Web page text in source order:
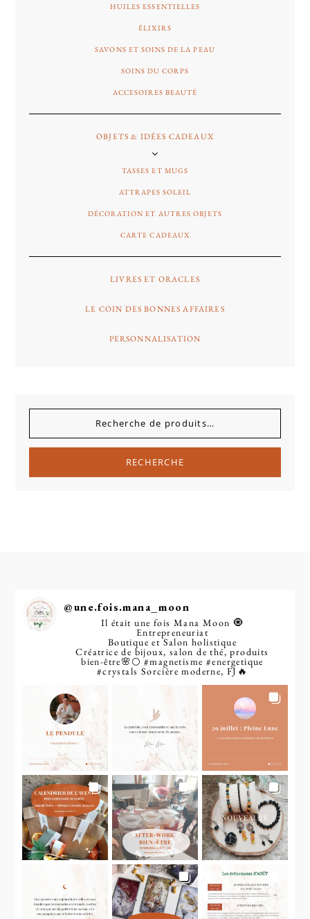
HUILES ESSENTIELLES
ÉLIXIRS
SAVONS ET SOINS DE LA PEAU
SOINS DU CORPS
ACCESOIRES BEAUTÉ
OBJETS & IDÉES CADEAUX
TASSES ET MUGS
ATTRAPES SOLEIL
DÉCORATION ET AUTRES OBJETS
CARTE CADEAUX
LIVRES ET ORACLES
LE COIN DES BONNES AFFAIRES
PERSONNALISATION
RECHERCHE
@une.fois.mana_moon
Il était une fois Mana Moon 🧿
Entrepreneuriat
Boutique et Salon holistique
Créatrice de bijoux, salon de thé, produits
bien-être🌸🌕#magnetisme #energetique
#crystals Sorcière moderne, FJ🔥